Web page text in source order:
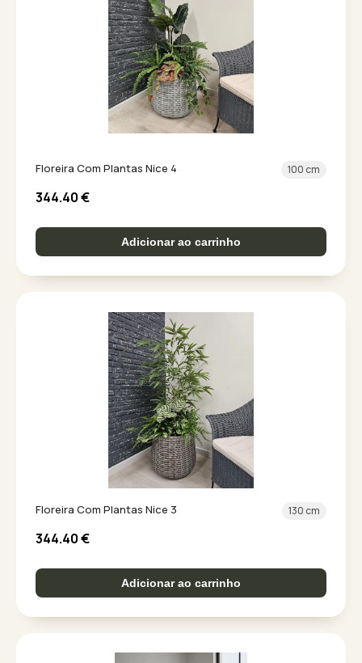
Floreira Com Plantas Nice 4 100 cm
344.40€
Adicionar ao carrinho
Floreira Com Plantas Nice 3 130 cm
344.40€
Adicionar ao carrinho